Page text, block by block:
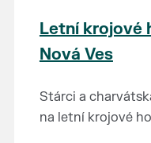
Letní krojové
Nová Ves
Stárci a
na letní krojové